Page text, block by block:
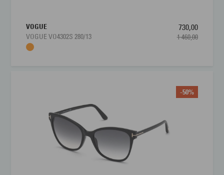
VOGUE
VOGUE VO4302S 280/13
730,00
1 460,00
-50%